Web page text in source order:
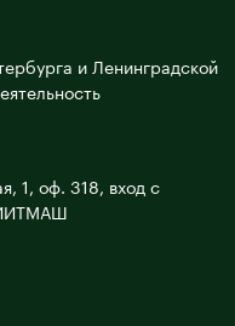
и Ленинградской
1, оф. 318, вход с